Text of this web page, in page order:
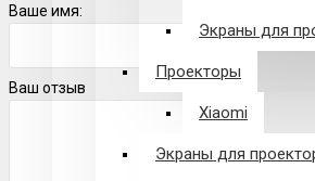
Экраны для
Проекторы
Xiaomi
Экраны для
Ваше имя:
Ваш отзыв